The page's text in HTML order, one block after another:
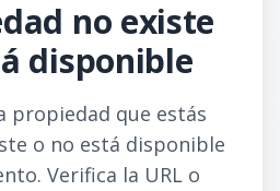
no existe
disponible
propiedad que estás
o no está disponible
Verifica la URL o